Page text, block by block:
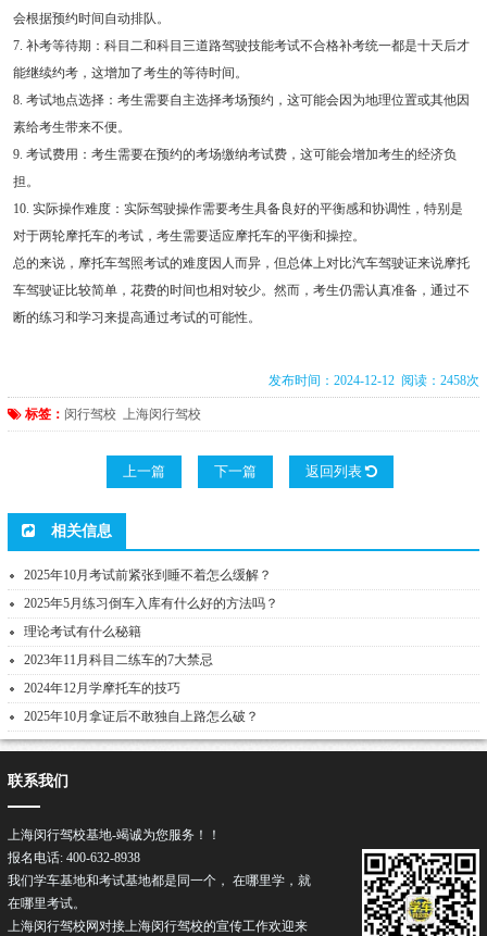
会根据预约时间自动排队。
7. 补考等待期：科目二和科目三道路驾驶技能考试不合格补考统一都是十天后才
能继续约考，这增加了考生的等待时间。
8. 考试地点选择：考生需要自主选择考场预约，这可能会因为地理位置或其他因
素给考生带来不便。
9. 考试费用：考生需要在预约的考场缴纳考试费，这可能会增加考生的经济负
担。
10. 实际操作难度：实际驾驶操作需要考生具备良好的平衡感和协调性，特别是
对于两轮摩托车的考试，考生需要适应摩托车的平衡和操控。
总的来说，摩托车驾照考试的难度因人而异，但总体上对比汽车驾驶证来说摩托
车驾驶证比较简单，花费的时间也相对较少。然而，考生仍需认真准备，通过不
断的练习和学习来提高通过考试的可能性。
发布时间：2024-12-12 阅读：2458次
标签： 闵行驾校 上海闵行驾校
上一篇 下一篇 返回列表
相关信息
2025年10月考试前紧张到睡不着怎么缓解？
2025年5月练习倒车入库有什么好的方法吗？
理论考试有什么秘籍
2023年11月科目二练车的7大禁忌
2024年12月学摩托车的技巧
2025年10月拿证后不敢独自上路怎么破？
联系我们
上海闵行驾校基地-竭诚为您服务！！
报名电话: 400-632-8938
我们学车基地和考试基地都是同一个， 在哪里学，就
在哪里考试。
上海闵行驾校网对接上海闵行驾校的宣传工作欢迎来